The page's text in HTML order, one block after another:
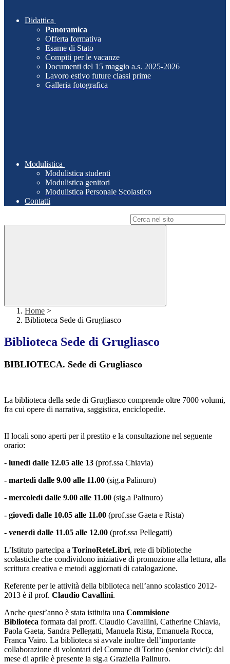
Didattica
Panoramica
Offerta formativa
Esame di Stato
Compiti per le vacanze
Documenti del 15 maggio a.s. 2025-2026
Lavoro estivo future classi prime
Galleria fotografica
Modulistica
Modulistica studenti
Modulistica genitori
Modulistica Personale Scolastico
Contatti
Home >
Biblioteca Sede di Grugliasco
Biblioteca Sede di Grugliasco
BIBLIOTECA. Sede di Grugliasco
La biblioteca della sede di Grugliasco comprende oltre 7000 volumi,
fra cui opere di narrativa, saggistica, enciclopedie.
II locali sono aperti per il prestito e la consultazione nel seguente
orario:
- lunedì dalle 12.05 alle 13 (prof.ssa Chiavia)
- martedì dalle 9.00 alle 11.00 (sig.a Palinuro)
- mercoledì dalle 9.00 alle 11.00 (sig.a Palinuro)
- giovedì dalle 10.05 alle 11.00 (prof.sse Gaeta e Rista)
- venerdì dalle 11.05 alle 12.00 (prof.ssa Pellegatti)
L’Istituto partecipa a TorinoReteLibri, rete di biblioteche
scolastiche che condividono iniziative di promozione alla lettura, alla
scrittura creativa e metodi aggiornati di catalogazione.
Referente per le attività della biblioteca nell’anno scolastico 2012-
2013 è il prof. Claudio Cavallini.
Anche quest’anno è stata istituita una Commisione
Biblioteca formata dai proff. Claudio Cavallini, Catherine Chiavia,
Paola Gaeta, Sandra Pellegatti, Manuela Rista, Emanuela Rocca,
Franca Vairo. La biblioteca si avvale inoltre dell’importante
collaborazione di volontari del Comune di Torino (senior civici): dal
mese di aprile è presente la sig.a Graziella Palinuro.